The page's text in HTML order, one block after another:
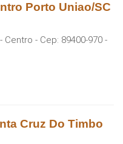
Porto Uniao/SC
Centro - Cep: 89400-970 -
Cruz Do Timbo